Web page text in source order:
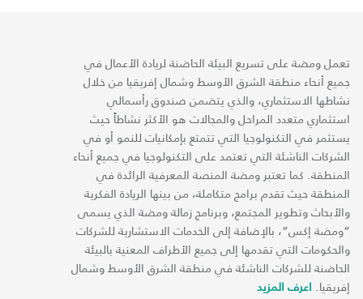
تعمل ومضة على تسريع البيئة الحاضنة لريادة الأعمال في
جميع أنحاء منطقة الشرق الأوسط وشمال إفريقيا من خلال
نشاطها الاستثماري، والذي يتضمن صندوق رأسمالي
استثماري متعدد المراحل والمجالات هو الأكثر نشاطاً حيث
يستثمر في التكنولوجيا التي تتمتع بإمكانيات للنمو أو في
الشركات الناشئة التي تعتمد على التكنولوجيا في جميع أنحاء
المنطقة. كما تعتبر ومضة المنصة المعرفية الرائدة في
المنطقة حيث تقدم برامج متكاملة، من بينها الريادة الفكرية
والأبحاث وتطوير المجتمع، وبرنامج زمالة ومضة الذي يسمى
“ومضة إكس“، بالإضافة إلى الخدمات الاستشارية للشركات
والحكومات التي تقدمها إلى جميع الأطراف المعنية بالبيئة
الحاضنة للشركات الناشئة في منطقة الشرق الأوسط وشمال
إفريقيا. اعرف المزيد